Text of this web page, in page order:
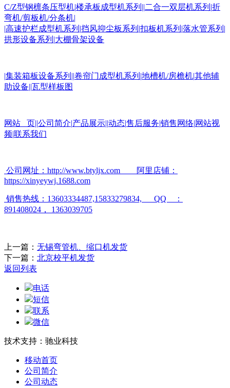
C/Z型钢檩条压型机|楼承板成型机系列 ||二合一双层机系列 |折
弯机/剪板机/分条机|
|高速护栏成型机系列 |挡风抑尘板系列 |扣板机系列 |落水管系列 |
拱形设备系列 |大棚骨架设备
|集装箱板设备系列 ||卷帘门成型机系列 |地槽机/房檐机|其他辅
助设备||瓦型样板图
网站 页||公司简介|产品展示||动态|售后服务|销售网络|网站视
频|联系我们
公司网址： http://www.btyljx.com
阿里店铺：
https://xinyeywj.1688.com
销售热线： 13603334487,15833279834, QQ
：
891408024 ， 1363039705
上一篇： 无锡弯管机、缩口机发货
下一篇： 北京校平机发货
返回列表
电话
短信
联系
微信
技术支持：驰业科技
移动首页
公司简介
公司动态